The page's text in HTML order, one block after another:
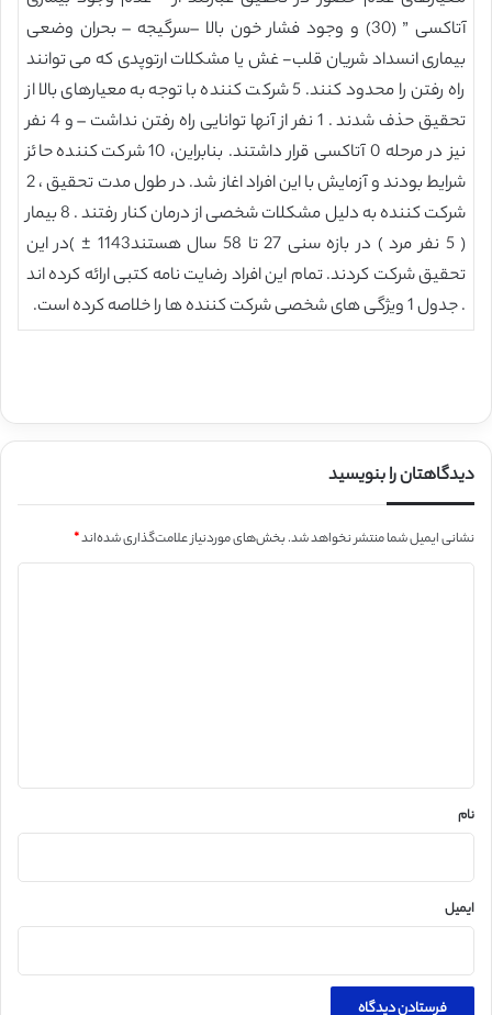
آتاکسی ” (30) و وجود فشار خون بالا –سرگیجه – بحران وضعی
بیماری انسداد شریان قلب- غش یا مشکلات ارتوپدی که می توانند
راه رفتن را محدود کنند. 5 شرکت کننده با توجه به معیارهای بالا از
تحقیق حذف شدند . 1 نفر از آنها توانایی راه رفتن نداشت – و 4 نفر
نیز در مرحله 0 آتاکسی قرار داشتند. بنابراین، 10 شرکت کننده حائز
شرایط بودند و آزمایش با این افراد اغاز شد. در طول مدت تحقیق ، 2
شرکت کننده به دلیل مشکلات شخصی از درمان کنار رفتند . 8 بیمار
( 5 نفر مرد ) در بازه سنی 27 تا 58 سال هستند1143 ± )در این
تحقیق شرکت کردند. تمام این افراد رضایت نامه کتبی ارائه کرده اند
. جدول 1 ویژگی های شخصی شرکت کننده ها را خلاصه کرده است.
دیدگاهتان را بنویسید
نشانی ایمیل شما منتشر نخواهد شد.بخش‌های موردنیاز علامت‌گذاری شده‌اند*
نام
ایمیل